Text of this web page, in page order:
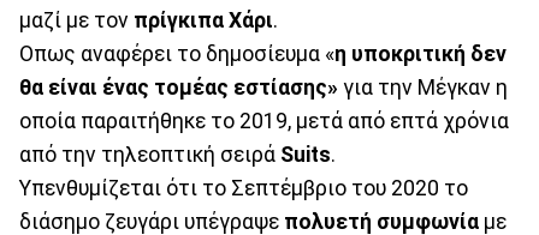
μαζί με τον πρίγκιπα Χάρι.
Οπως αναφέρει το δημοσίευμα «η υποκριτική δεν
θα είναι ένας τομέας εστίασης» για την Μέγκαν η
οποία παραιτήθηκε το 2019, μετά από επτά χρόνια
από την τηλεοπτική σειρά Suits.
Υπενθυμίζεται ότι το Σεπτέμβριο του 2020 το
διάσημο ζευγάρι υπέγραψε πολυετή συμφωνία με